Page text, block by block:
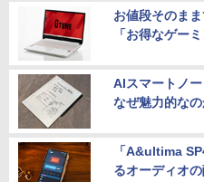
お値段そのま
「お得なゲー
AIスマートノ
なぜ魅力的なの
「A&ultima
るオーディオ